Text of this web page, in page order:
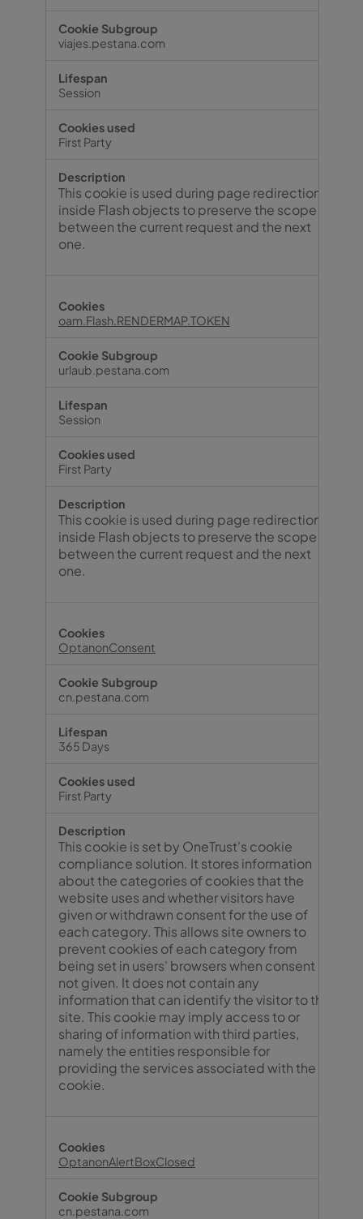
viajes.pestana.com
Session
First Party
This cookie is used during page redirection
inside Flash objects to preserve the scope
between the current request and the next
one.
oam.Flash.RENDERMAP.TOKEN
urlaub.pestana.com
Session
First Party
This cookie is used during page redirection
inside Flash objects to preserve the scope
between the current request and the next
one.
OptanonConsent
cn.pestana.com
365 Days
First Party
This cookie is set by OneTrust's cookie
compliance solution. It stores information
about the categories of cookies that the
website uses and whether visitors have
given or withdrawn consent for the use of
each category. This allows site owners to
prevent cookies of each category from
being set in users' browsers when consent is
not given. It does not contain any
information that can identify the visitor to the
site. This cookie may imply access to or
sharing of information with third parties,
namely the entities responsible for
providing the services associated with the
cookie.
OptanonAlertBoxClosed
cn.pestana.com